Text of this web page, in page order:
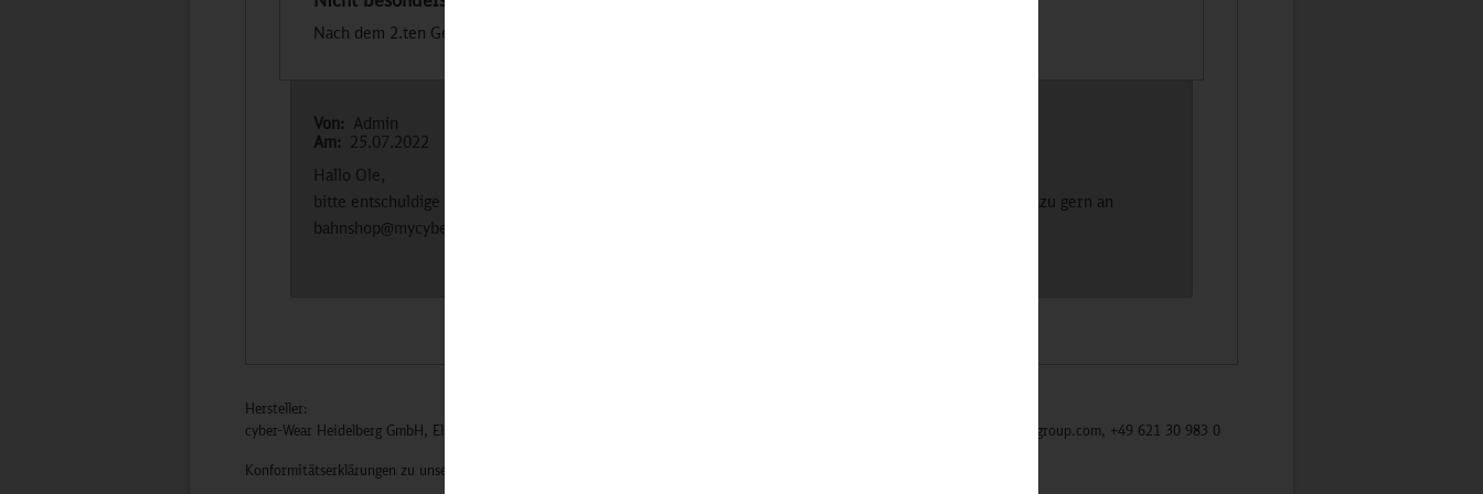
Nach dem 2.ten Gebrauch schon ein Keil kaputt, kein langlebiger Sonnenschirm.
Von: Admin
Am:
25.07.2022
Hallo Ole,
bitte entschuldige den Mangel an Deinem Schirm. Der Schirm hat eine Garantie und Du kannst Dich dazu gern an
bahnshop@mycybergroup.com wenden.
Hersteller:
cyber-Wear Heidelberg GmbH, Elsa-Brändström-Str. 4, 68229 Mannheim, Deutschland, Info@mycybergroup.com, https://mycybergroup.com, +49 621 30 983 0
Konformitätserklärungen zu unseren Produkten finden Sie